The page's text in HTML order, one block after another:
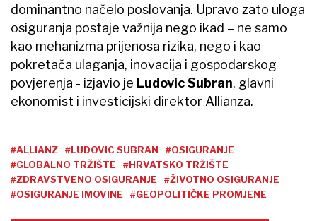
dominantno načelo poslovanja. Upravo zato uloga
osiguranja postaje važnija nego ikad – ne samo
kao mehanizma prijenosa rizika, nego i kao
pokretača ulaganja, inovacija i gospodarskog
povjerenja - izjavio je Ludovic Subran, glavni
ekonomist i investicijski direktor Allianza.
#ALLIANZ #LUDOVIC SUBRAN
#OSIGURANJE
#GLOBALNO TRŽIŠTE
#HRVATSKO TRŽIŠTE
#ZDRAVSTVENO OSIGURANJE
#ŽIVOTNO OSIGURANJE
#OSIGURANJE IMOVINE
#GEOPOLITIČKE PROMJENE